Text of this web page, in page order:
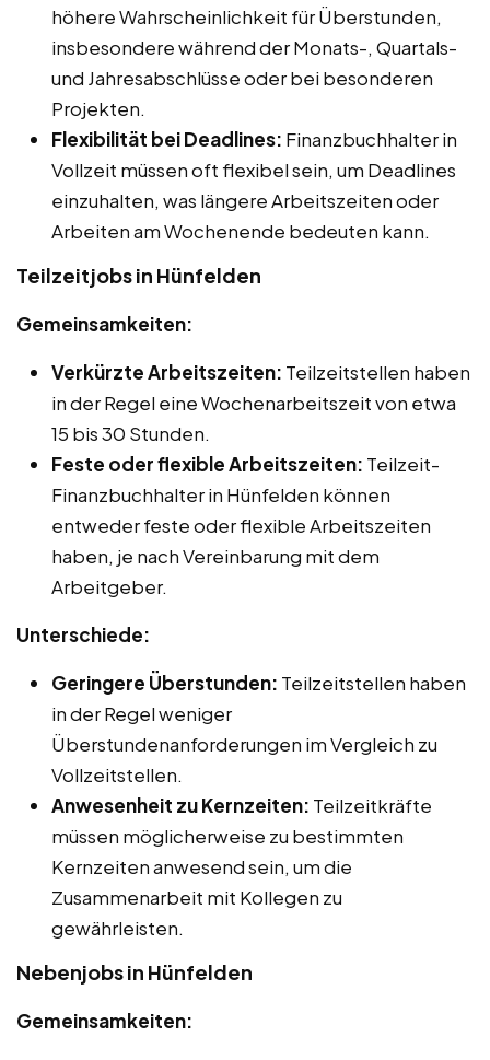
höhere Wahrscheinlichkeit für Überstunden,
insbesondere während der Monats-, Quartals-
und Jahresabschlüsse oder bei besonderen
Projekten.
Flexibilität bei Deadlines: Finanzbuchhalter in
Vollzeit müssen oft flexibel sein, um Deadlines
einzuhalten, was längere Arbeitszeiten oder
Arbeiten am Wochenende bedeuten kann.
Teilzeitjobs in Hünfelden
Gemeinsamkeiten:
Verkürzte Arbeitszeiten: Teilzeitstellen haben
in der Regel eine Wochenarbeitszeit von etwa
15 bis 30 Stunden.
Feste oder flexible Arbeitszeiten: Teilzeit-
Finanzbuchhalter in Hünfelden können
entweder feste oder flexible Arbeitszeiten
haben, je nach Vereinbarung mit dem
Arbeitgeber.
Unterschiede:
Geringere Überstunden: Teilzeitstellen haben
in der Regel weniger
Überstundenanforderungen im Vergleich zu
Vollzeitstellen.
Anwesenheit zu Kernzeiten: Teilzeitkräfte
müssen möglicherweise zu bestimmten
Kernzeiten anwesend sein, um die
Zusammenarbeit mit Kollegen zu
gewährleisten.
Nebenjobs in Hünfelden
Gemeinsamkeiten: